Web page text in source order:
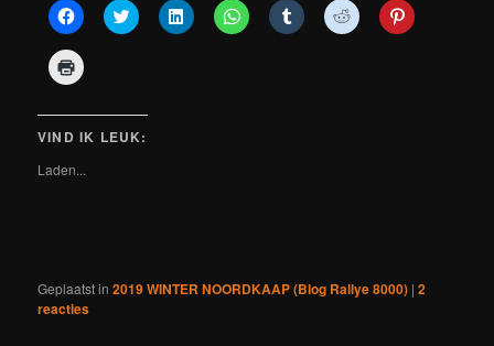
Klik
om
delen
op
Facebook
in
een
nieuw
geopend)
Klik
om
in
een
nieuw
Klik
om
Klik
om
Klik
om
Klik
om
Klik
om
Klik
om
drukken
(Wordt
nieuw
VIND IK LEUK:
Laden...
Geplaatst in 2019 WINTER NOORDKAAP (Blog Rallye 8000) |2
reacties